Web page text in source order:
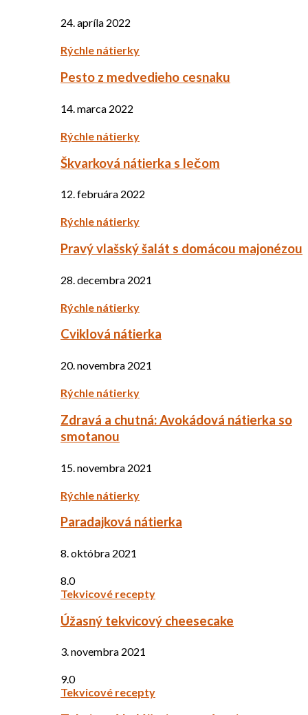
24. apríla 2022
Rýchle nátierky
Pesto z medvedieho cesnaku
14. marca 2022
Rýchle nátierky
Škvarková nátierka s lečom
12. februára 2022
Rýchle nátierky
Pravý vlašský šalát s domácou majonézou
28. decembra 2021
Rýchle nátierky
Cviklová nátierka
20. novembra 2021
Rýchle nátierky
Zdravá a chutná: Avokádová nátierka so
smotanou
15. novembra 2021
Rýchle nátierky
Paradajková nátierka
8. októbra 2021
8.0
Tekvicové recepty
Úžasný tekvicový cheesecake
3. novembra 2021
9.0
Tekvicové recepty